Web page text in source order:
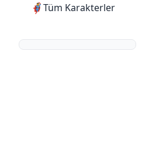
🦸Tüm Karakterler